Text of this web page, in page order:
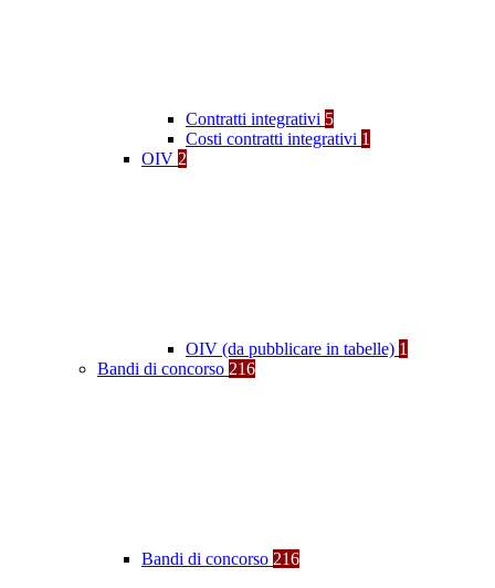
Contratti integrativi 5
Costi contratti integrativi 1
OIV 2
OIV (da pubblicare in tabelle) 1
Bandi di concorso 216
Bandi di concorso 216